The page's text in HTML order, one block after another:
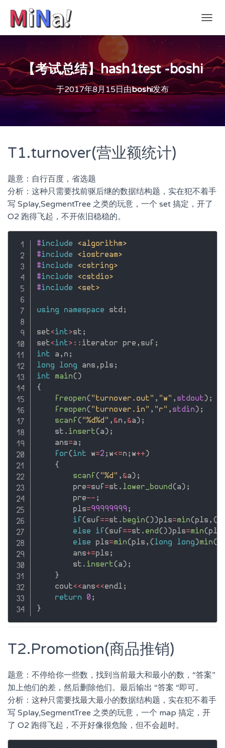
换
【考试总结】hash1test -boshi
于2017年8月15日 由boshi发布
T1.turnover(营业额统计)
题意：自行百度，省选题
分析：这种只需要找前驱后继的数据结构题，实在犯不着手
写 Splay,SegmentTree 之类的玩意，一个 set 搞定，开了
O2 跑得飞起，不开依旧稳稳的。
#include
<algorithm>
#include
<iostream>
#include
<cstring>
#include
<cstdio>
#include <set>
using namespace std ;
set<int>st ;
set<int> :: iterator pre , suf ;
int a , n ;
long
long ans , pls ;
int
main()
{
freopen( "turnover.out" , "w" , stdout) ;
freopen( "turnover.in" , "r" , stdin) ;
scanf ( "%d%d" , &n , &a) ;
    st
. insert(a) ;
    ans
=a ;
for(int w=2 ; w<=n ; w++)
{
scanf ( "%d" , &a) ;
        pre
=suf =st . lower_bound(a) ;
        pre
-- ;
        pls
=99999999 ;
if (suf ==st . begin())pls=min(pls , (
else
if (suf ==st . end())pls=min(pls
else pls=min(pls , (long long)min(
        ans
+=pls ;
        st
. insert(a) ;
}
    cout
<<ans<<endl ;
return
0 ;
}
T2.Promotion(商品推销)
题意：不停给你一些数，找到当前最大和最小的数，“答案”
加上他们的差，然后删除他们。最后输出 “答案 “即可。
分析：这种只需要找最大最小的数据结构题，实在犯不着手
写 Splay,SegmentTree 之类的玩意，一个 map 搞定，开
了 O2 跑得飞起，不开好像很危险，但不会超时。